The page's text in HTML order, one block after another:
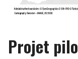
Projet